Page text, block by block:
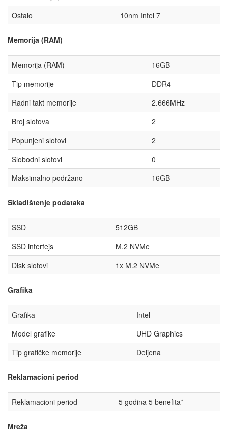
Ostalo
10nm Intel 7
Memorija (RAM)
Memorija (RAM)
16GB
Tip memorije
DDR4
Radni takt memorije
2.666MHz
Broj slotova
2
Popunjeni slotovi
2
Slobodni slotovi
0
Maksimalno podržano
16GB
Skladištenje podataka
SSD
512GB
SSD interfejs
M.2 NVMe
Disk slotovi
1x M.2 NVMe
Grafika
Grafika
Intel
Model grafike
UHD Graphics
Tip grafičke memorije
Deljena
Reklamacioni period
Reklamacioni period 5 godina 5 benefita*
Mreža